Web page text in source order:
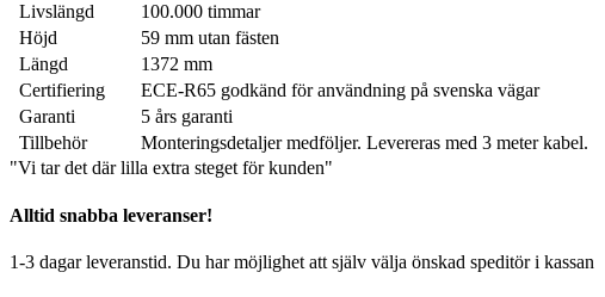
Livslängd
100.000 timmar
Höjd
59 mm utan fästen
Längd
1372 mm
Certifiering
ECE-R65 godkänd för användning på svenska vägar
Garanti
5 års garanti
Tillbehör
Monteringsdetaljer medföljer. Levereras med 3 meter kabel.
"Vi tar det där lilla extra steget för kunden"
Alltid snabba leveranser!
1-3 dagar leveranstid. Du har möjlighet att själv välja önskad speditör i kassan